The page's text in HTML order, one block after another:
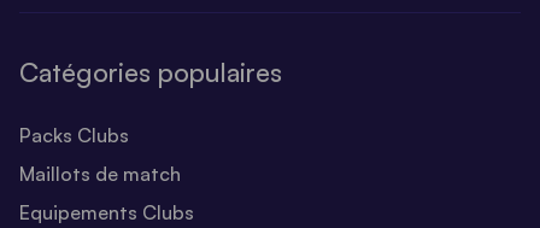
Catégories populaires
Packs Clubs
Maillots de match
Equipements Clubs